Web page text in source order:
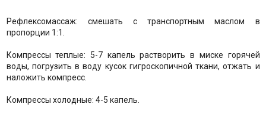
Рефлексомассаж: смешать с транспортным маслом в
пропорции 1:1.
Компрессы теплые: 5-7 капель растворить в миске горячей
воды, погрузить в воду кусок гигроскопичной ткани, отжать и
наложить компресс.
Компрессы холодные: 4-5 капель.